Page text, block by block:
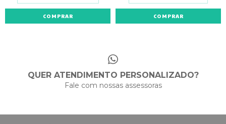
QUER ATENDIMENTO PERSONALIZADO?
Fale com nossas assessoras